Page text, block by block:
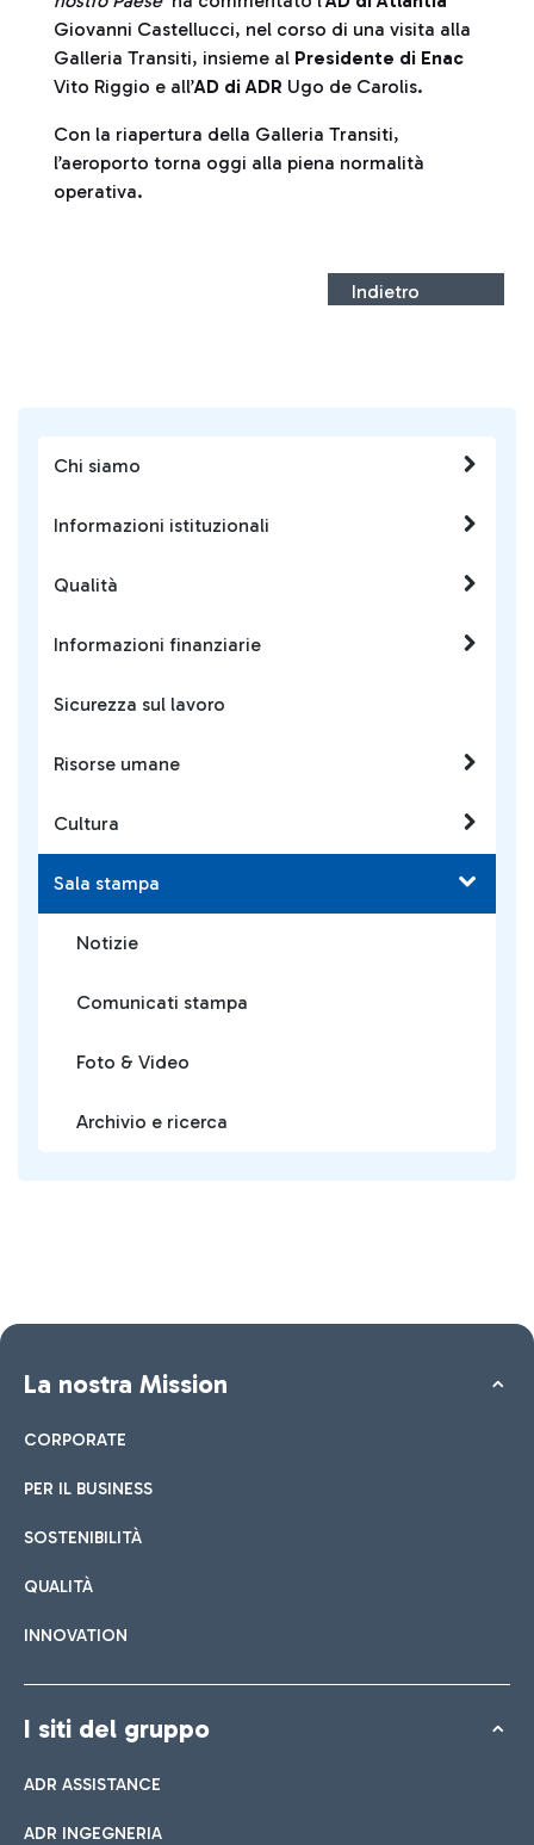
Chi siamo
Informazioni istituzionali
Qualità
Informazioni finanziarie
Sicurezza sul lavoro
Risorse umane
Cultura
Sala stampa
Notizie
Comunicati stampa
Foto & Video
Archivio e ricerca
Giovanni Castellucci, nel corso di una visita alla
Galleria Transiti, insieme al Presidente di Enac
Vito Riggio e all’AD di ADR Ugo de Carolis.
Con la riapertura della Galleria Transiti,
l’aeroporto torna oggi alla piena normalità
operativa.
Indietro
La nostra Mission
CORPORATE
PER IL BUSINESS
SOSTENIBILITÀ
QUALITÀ
INNOVATION
I siti del gruppo
ADR ASSISTANCE
ADR INGEGNERIA